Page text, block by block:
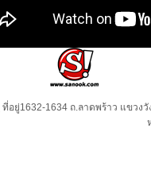
ที่อยู่1632-1634 ถ.ลาดพร้าว แขวง